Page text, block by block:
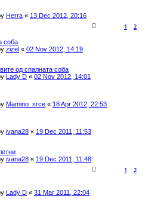
Herra « 13 Dec 2012, 20:16
1 2
соба
zizel « 02 Nov 2012, 14:19
од спалната соба
Lady D « 02 Nov 2012, 14:01
Mamino_srce « 18 Apr 2012, 22:53
ivana28 « 19 Dec 2011, 11:53
ivana28 « 19 Dec 2011, 11:48
1 2
Lady D « 31 Mar 2011, 22:04